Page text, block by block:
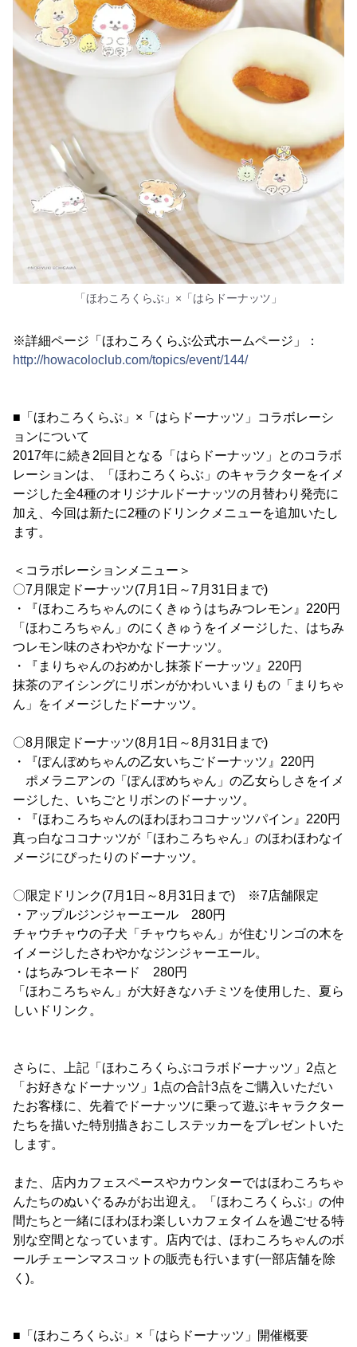
「ほわころくらぶ」×「はらドーナッツ」
※詳細ページ「ほわころくらぶ公式ホームページ」：
http://howacoloclub.com/topics/event/144/
■「ほわころくらぶ」×「はらドーナッツ」コラボレーシ
ョンについて
2017年に続き2回目となる「はらドーナッツ」とのコラボ
レーションは、「ほわころくらぶ」のキャラクターをイメ
ージした全4種のオリジナルドーナッツの月替わり発売に
加え、今回は新たに2種のドリンクメニューを追加いたし
ます。
＜コラボレーションメニュー＞
〇7月限定ドーナッツ(7月1日～7月31日まで)
・『ほわころちゃんのにくきゅうはちみつレモン』220円
「ほわころちゃん」のにくきゅうをイメージした、はちみ
つレモン味のさわやかなドーナッツ。
・『まりちゃんのおめかし抹茶ドーナッツ』220円
抹茶のアイシングにリボンがかわいいまりもの「まりちゃ
ん」をイメージしたドーナッツ。
〇8月限定ドーナッツ(8月1日～8月31日まで)
・『ぽんぽめちゃんの乙女いちごドーナッツ』220円
ポメラニアンの「ぽんぽめちゃん」の乙女らしさをイメ
ージした、いちごとリボンのドーナッツ。
・『ほわころちゃんのほわほわココナッツパイン』220円
真っ白なココナッツが「ほわころちゃん」のほわほわなイ
メージにぴったりのドーナッツ。
〇限定ドリンク(7月1日～8月31日まで) ※7店舗限定
・アップルジンジャーエール 280円
チャウチャウの子犬「チャウちゃん」が住むリンゴの木を
イメージしたさわやかなジンジャーエール。
・はちみつレモネード 280円
「ほわころちゃん」が大好きなハチミツを使用した、夏ら
しいドリンク。
さらに、上記「ほわころくらぶコラボドーナッツ」2点と
「お好きなドーナッツ」1点の合計3点をご購入いただい
たお客様に、先着でドーナッツに乗って遊ぶキャラクター
たちを描いた特別描きおこしステッカーをプレゼントいた
します。
また、店内カフェスペースやカウンターではほわころちゃ
んたちのぬいぐるみがお出迎え。「ほわころくらぶ」の仲
間たちと一緒にほわほわ楽しいカフェタイムを過ごせる特
別な空間となっています。店内では、ほわころちゃんのボ
ールチェーンマスコットの販売も行います(一部店舗を除
く)。
■「ほわころくらぶ」×「はらドーナッツ」開催概要